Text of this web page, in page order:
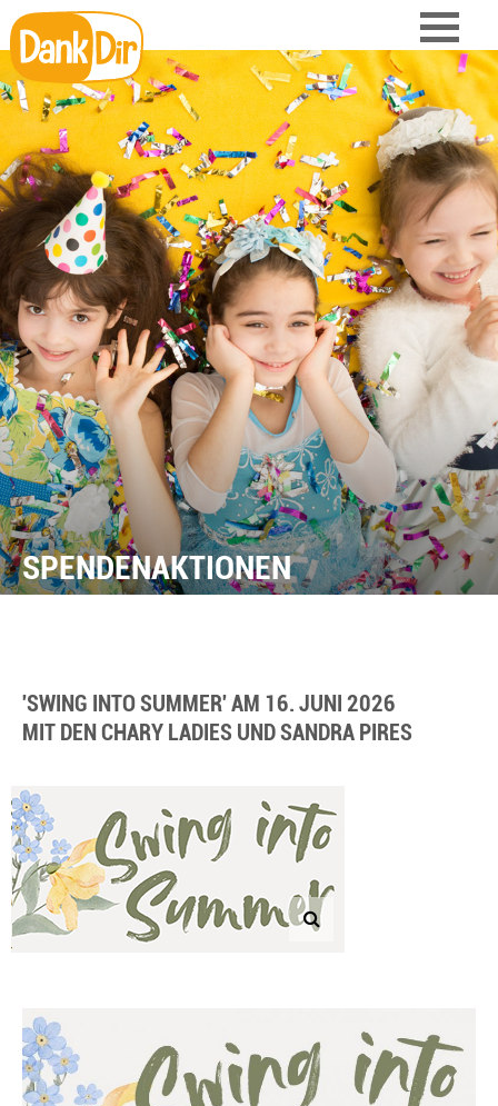
SPENDENAKTIONEN
'SWING INTO SUMMER' AM 16. JUNI 2026
MIT DEN CHARY LADIES UND SANDRA PIRES